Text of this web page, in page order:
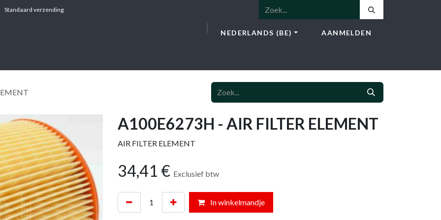
Standaard verzending
NEDERLANDS (BE) AANMELDEN
A100E6273H - AIR FILTER ELEMENT
AIR FILTER ELEMENT
34,41 € Exclusief btw
In winkelmandje